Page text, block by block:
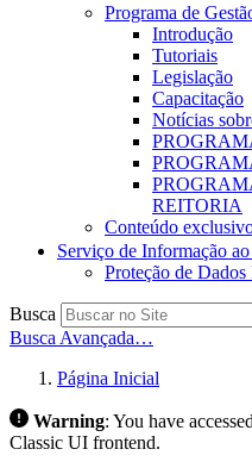
Programa de
Introdução
Tutoriais
Legislação
Capacitação
Notícias
REITORIA
Conteúdo
Serviço de Informação
Proteção de
Busca
Busca Avançada…
Página Inicial
Warning: You have
Classic UI frontend.